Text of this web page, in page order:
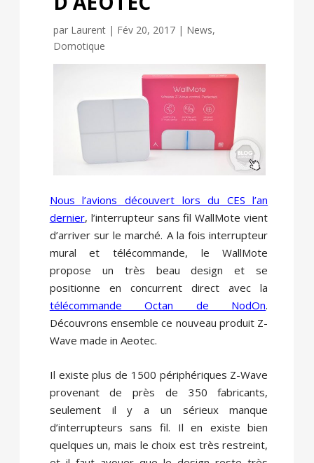
par Laurent| Fév 20, 2017| News,
Domotique
Nous l’avions découvert lors du CES l’an
dernier, l’interrupteur sans fil WallMote vient
d’arriver sur le marché. A la fois interrupteur
mural et télécommande, le WallMote
propose un très beau design et se
positionne en concurrent direct avec la
télécommande Octan de NodOn.
Découvrons ensemble ce nouveau produit Z-
Wave made in Aeotec.
Il existe plus de 1500 périphériques Z-Wave
provenant de près de 350 fabricants,
seulement il y a un sérieux manque
d’interrupteurs sans fil. Il en existe bien
quelques un, mais le choix est très restreint,